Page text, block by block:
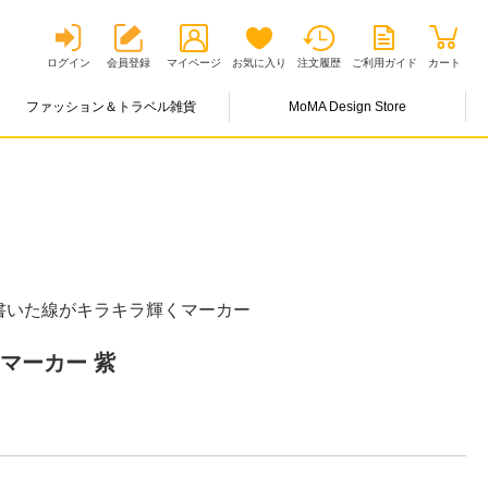
ログイン 会員登録 マイページ お気に入り 注文履歴 ご利用ガイド カート
ファッション＆トラベル雑貨 MoMA Design Store
た線がキラキラ輝くマーカー
ーカー 紫